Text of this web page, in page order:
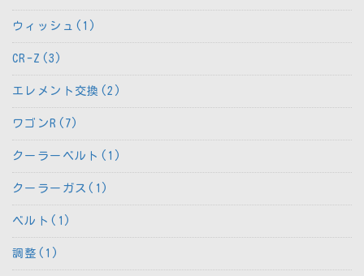
ウィッシュ(1)
CR-Z(3)
エレメント交換(2)
ワゴンR(7)
クーラーベルト(1)
クーラーガス(1)
ベルト(1)
調整(1)